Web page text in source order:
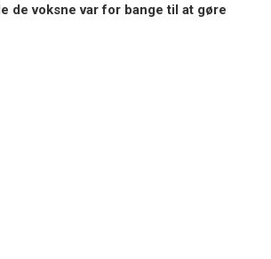
de voksne var for bange til at gøre